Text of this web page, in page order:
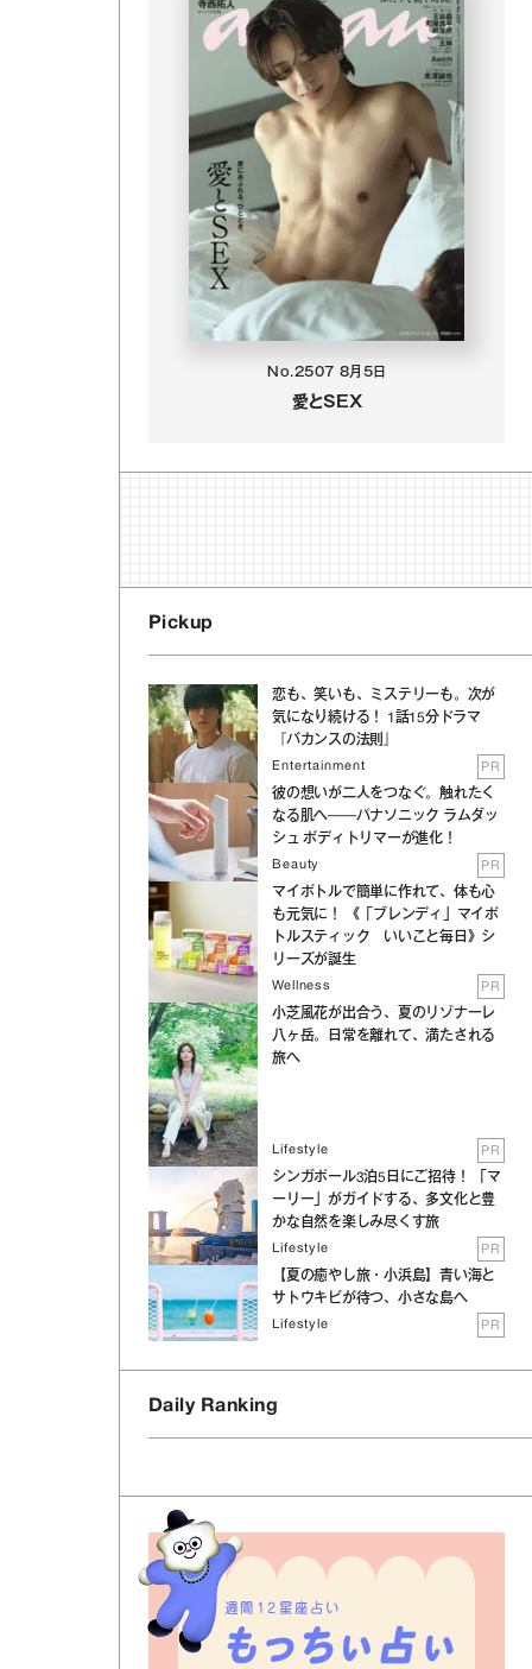
No.2507 8月5日
愛とSEX
Pickup
恋も、笑いも、ミステリーも。次が
気になり続ける！ 1話15分ドラマ
『バカンスの法則』
Entertainment PR
彼の想いが二人をつなぐ。触れたく
なる肌へ──パナソニック ラムダッ
シュ ボディトリマーが進化！
Beauty PR
マイボトルで簡単に作れて、体も心
も元気に！ 《「ブレンディ」マイボ
トルスティック いいこと毎日》シ
リーズが誕生
Wellness PR
小芝風花が出合う、夏のリゾナーレ
八ヶ岳。日常を離れて、満たされる
旅へ
Lifestyle PR
シンガポール3泊5日にご招待！ 「マ
ーリー」がガイドする、多文化と豊
かな自然を楽しみ尽くす旅
Lifestyle PR
【夏の癒やし旅・小浜島】青い海と
サトウキビが待つ、小さな島へ
Lifestyle PR
Daily Ranking
週間12星座占い